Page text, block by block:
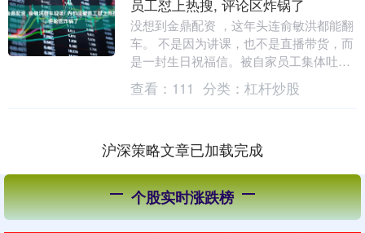
员工怼上热搜, 评论区炸锅了
没想到金鼎配资 ，这年头连俞敏洪都能翻
车。 不是因为讲课，也不是直播带货，而
是一封生日祝福信。被自家员工集体吐
槽，送上了微博热搜。 图源：微博 到底咋
回事？一起....
查看： 111 分类： 杠杆炒股
沪深策略文章已加载完成
个股实时涨跌榜